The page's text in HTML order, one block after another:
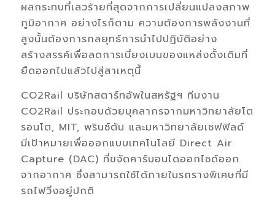
ผลกระทบที่เลวร้ายที่สุดจากการเปลี่ยนแปลงสภาพ
ภูมิอากาศ อย่างไรก็ตาม ความต้องการพลังงานที่
สูงนั้นต้องการกลยุทธ์การนำไปปฏิบัติอย่าง
สร้างสรรค์เพื่อลดการเบี่ยงเบนของแหล่งดั้งเดิมที่
ยืดออกไปแล้วไปสู่สาเหตุนี้
CO2Rail บริษัทสตาร์ทอัพในสหรัฐฯ ทีมงาน
CO2Rail ประกอบด้วยบุคลากรจากมหาวิทยาลัยโต
รอนโต, MIT, พรินซ์ตัน และมหาวิทยาลัยเชฟฟิลด์
มีเป้าหมายเพื่อออกแบบเทคโนโลยี Direct Air
Capture (DAC) ที่ขจัดคาร์บอนไดออกไซด์ออก
จากอากาศ ซึ่งสามารถใช้ได้ภายในรถรางพิเศษที่มี
รถไฟวิ่งอยู่ปกติ